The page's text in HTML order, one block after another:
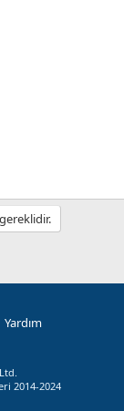
Yardım
2014-2024